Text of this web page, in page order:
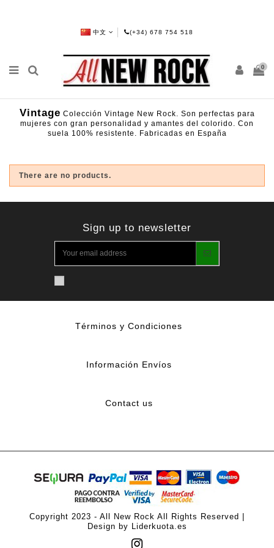
中文 (+34) 678 754 518
0
Vintage Colección Vintage New Rock. Son perfectas para
mujeres con gran personalidad y amantes del colorido. Con
suela 100% resistente. Fabricadas en España
There are no products.
Sign up to newsletter
Términos y Condiciones
Información Envíos
Contact us
Copyright 2023 - All New Rock All Rights Reserved |
Design by Liderkuota.es